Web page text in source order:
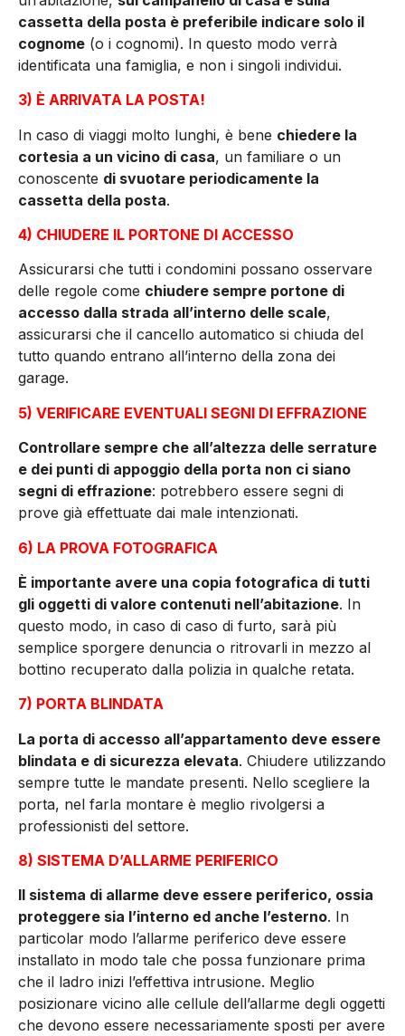
cassetta della posta è preferibile indicare solo il
cognome (o i cognomi). In questo modo verrà
identificata una famiglia, e non i singoli individui.
3) È ARRIVATA LA POSTA!
In caso di viaggi molto lunghi, è bene chiedere la
cortesia a un vicino di casa, un familiare o un
conoscente di svuotare periodicamente la
cassetta della posta.
4) CHIUDERE IL PORTONE DI ACCESSO
Assicurarsi che tutti i condomini possano osservare
delle regole come chiudere sempre portone di
accesso dalla strada all’interno delle scale,
assicurarsi che il cancello automatico si chiuda del
tutto quando entrano all’interno della zona dei
garage.
5) VERIFICARE EVENTUALI SEGNI DI EFFRAZIONE
Controllare sempre che all’altezza delle serrature
e dei punti di appoggio della porta non ci siano
segni di effrazione: potrebbero essere segni di
prove già effettuate dai male intenzionati.
6) LA PROVA FOTOGRAFICA
È importante avere una copia fotografica di tutti
gli oggetti di valore contenuti nell’abitazione. In
questo modo, in caso di caso di furto, sarà più
semplice sporgere denuncia o ritrovarli in mezzo al
bottino recuperato dalla polizia in qualche retata.
7) PORTA BLINDATA
La porta di accesso all’appartamento deve essere
blindata e di sicurezza elevata. Chiudere utilizzando
sempre tutte le mandate presenti. Nello scegliere la
porta, nel farla montare è meglio rivolgersi a
professionisti del settore.
8) SISTEMA D’ALLARME PERIFERICO
Il sistema di allarme deve essere periferico, ossia
proteggere sia l’interno ed anche l’esterno. In
particolar modo l’allarme periferico deve essere
installato in modo tale che possa funzionare prima
che il ladro inizi l’effettiva intrusione. Meglio
posizionare vicino alle cellule dell’allarme degli oggetti
che devono essere necessariamente sposti per avere